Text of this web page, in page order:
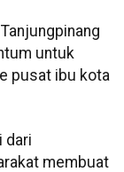
untuk
pusat ibu kota
dari
membuat